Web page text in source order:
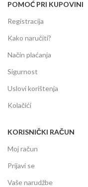
POMOĆ PRI KUPOVINI
Registracija
Kako naručiti?
Način plaćanja
Sigurnost
Uslovi korištenja
Kolačići
KORISNIČKI RAČUN
Moj račun
Prijavi se
Vaše narudžbe